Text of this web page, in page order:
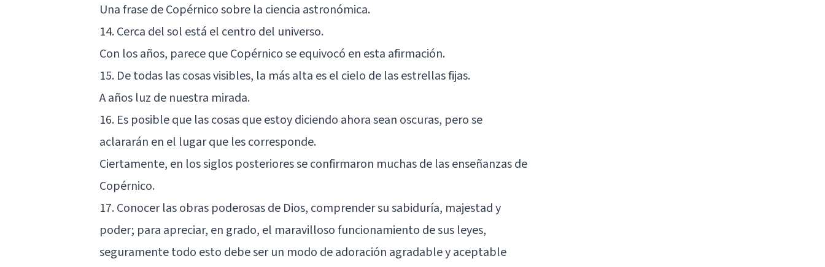
Una frase de Copérnico sobre la ciencia astronómica.
14. Cerca del sol está el centro del universo.
Con los años, parece que Copérnico se equivocó en esta afirmación.
15. De todas las cosas visibles, la más alta es el cielo de las estrellas fijas.
A años luz de nuestra mirada.
16. Es posible que las cosas que estoy diciendo ahora sean oscuras, pero se
aclararán en el lugar que les corresponde.
Ciertamente, en los siglos posteriores se confirmaron muchas de las enseñanzas de
Copérnico.
17. Conocer las obras poderosas de Dios, comprender su sabiduría, majestad y
poder; para apreciar, en grado, el maravilloso funcionamiento de sus leyes,
seguramente todo esto debe ser un modo de adoración agradable y aceptable